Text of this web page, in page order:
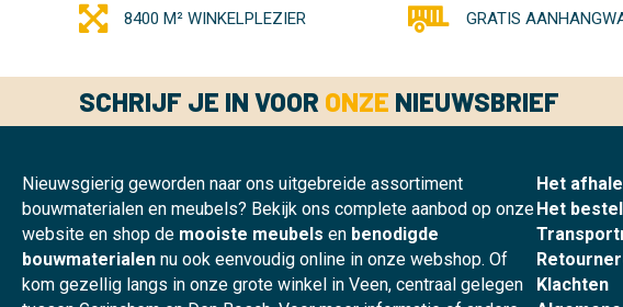
8400 M² WINKELPLEZIER GRATIS
SCHRIJF JE IN VOOR ONZE NIEUWSBRIEF
Nieuwsgierig geworden naar ons uitgebreide assortiment
bouwmaterialen en meubels? Bekijk ons complete aanbod op onze
website en shop de mooiste meubels en benodigde
bouwmaterialen nu ook eenvoudig online in onze webshop. Of
kom gezellig langs in onze grote winkel in Veen, centraal gelegen
Het
Het
Klachten